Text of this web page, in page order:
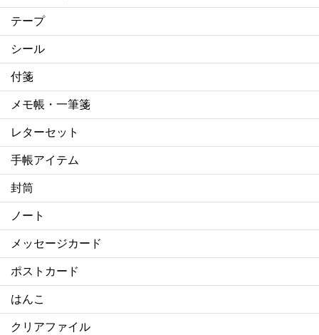
テープ
シール
付箋
メモ帳・一筆箋
レターセット
手帳アイテム
封筒
ノート
メッセージカード
ポストカード
はんこ
クリアファイル